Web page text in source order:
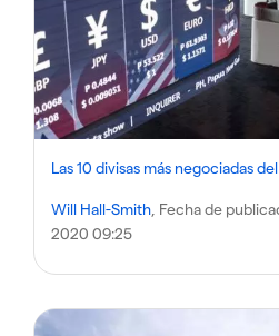
Las 10 divisas más negociadas
Will Hall-Smith , Fecha de
2020 09:25